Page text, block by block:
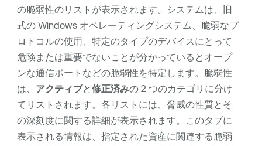
の脆弱性のリストが表示されます。システムは、旧
式の Windows オペレーティングシステム、脆弱なプ
ロトコルの使用、特定のタイプのデバイスにとって
危険または重要でないことが分かっているとオープ
ンな通信ポートなどの脆弱性を特定します。脆弱性
は、 アクティブと修正済みの 2 つのカテゴリに分け
てリストされます。各リストには、脅威の性質とそ
の深刻度に関する詳細が表示されます。このタブに
表示される情報は、指定された資産に関連する脆弱